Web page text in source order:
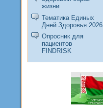
жизни
Тематика Единых
Дней Здоровья 2026
Опросник для
пациентов
FINDRISK